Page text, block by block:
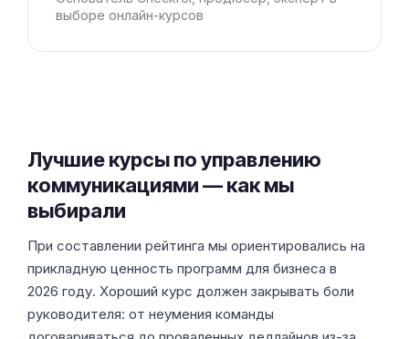
выборе онлайн-курсов
Лучшие курсы по управлению
коммуникациями — как мы
выбирали
При составлении рейтинга мы ориентировались на
прикладную ценность программ для бизнеса в
2026 году. Хороший курс должен закрывать боли
руководителя: от неумения команды